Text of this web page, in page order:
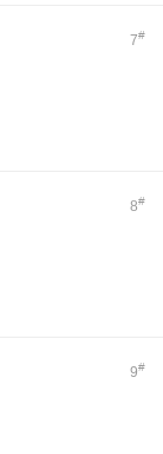
7#
8#
9#